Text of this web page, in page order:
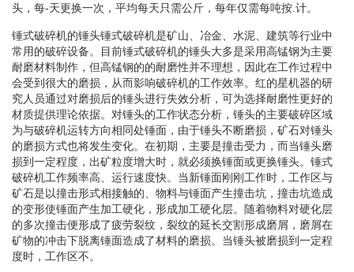
头，每-天更换一次，平均每天只需公斤，每年仅需每吨按.计。
锤式破碎机的锤头锤式破碎机是矿山、冶金、水泥、建筑等行业中
常用的破碎设备。目前锤式破碎机的锤头大多是采用高锰钢为主要
耐磨材料制作，但高锰钢的的耐磨性并不理想，因此在工作过程中
会受到很大的磨损，从而影响破碎机的工作效率。红的星机器的研
究人员通过对磨损后的锤头进行失效分析，可为选择耐磨性更好的
材质提供理论依据。对锤头的工作状态分析，锤头的主要破碎区域
为与破碎机运转方向相同处锤面，由于锤头不断磨损，矿石对锤头
的磨损方式也将发生变化。在初期，主要是撞击受力，而当锤头磨
损到一定程度，出矿粒度增大时，就必须换锤面或更换锤头。锤式
破碎机工作频率高、运行速度快。当新锤面刚刚工作时，工作区与
矿石是以撞击形式相接触的、物料与锤面产生撞击坑，撞击坑造成
的变形使锤面产生加工硬化，形成加工硬化层。随着物料对硬化层
的多次撞击便形成了疲劳裂纹，裂纹的延长交割形成磨屑，磨屑在
矿物的冲击下脱离锤面造成了材料的磨损。当锤头被磨损到一定程
度时，工作区不。